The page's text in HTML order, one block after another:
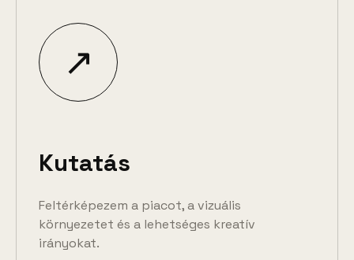
↗
Kutatás
Feltérképezem a piacot, a vizuális
környezetet és a lehetséges kreatív
irányokat.